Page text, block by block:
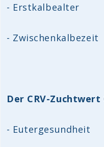
- Erstkalbealter
- Zwischenkalbezeit
Der CRV-Zuchtwert
- Eutergesundheit